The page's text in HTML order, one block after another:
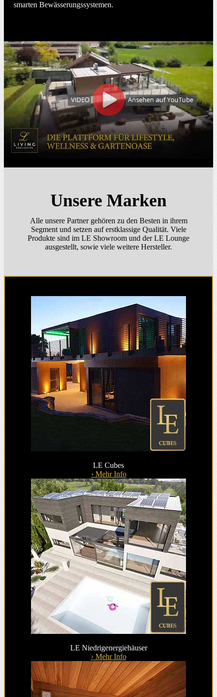
smarten Bewässerungs­systemen.
Unsere Marken
Alle unsere Partner gehören zu den Besten in ihrem
Segment und setzen auf erstklassige Qualität. Viele
Produkte sind im LE Showroom und der LE Lounge
ausgestellt, sowie viele weitere Hersteller.
LE Cubes
› Mehr Info
LE Niedrigenergiehäuser
› Mehr Info